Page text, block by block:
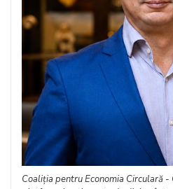
Coaliția pentru Economia Circulară